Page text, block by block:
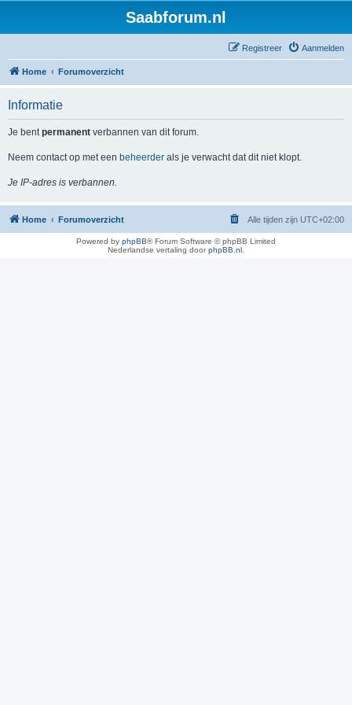
Saabforum.nl
Aanmelden
Registreer
Home Forumoverzicht
Informatie
Je bentpermanent verbannen van dit forum.
Neem contact op met een beheerder als je verwacht dat dit niet klopt.
Je IP-adres is verbannen.
Home Forumoverzicht Alle tijden zijn UTC+02:00
Powered by phpBB® Forum Software © phpBB Limited
Nederlandse vertaling doorphpBB.nl